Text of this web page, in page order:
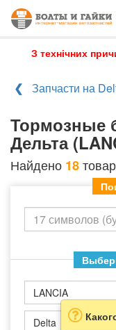
З технічних
Запчасти на
Тормозные
Дельта
Найдено 18
LANCIA
Delta